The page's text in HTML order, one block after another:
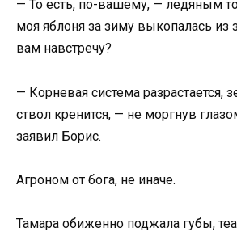
— То есть, по-вашему, — ледяным
моя яблоня за зиму выкопалась из
вам навстречу?
— Корневая система разрастается,
ствол кренится, — не моргнув
заявил Борис.
Агроном от бога, не иначе.
Тамара обиженно поджала губы,